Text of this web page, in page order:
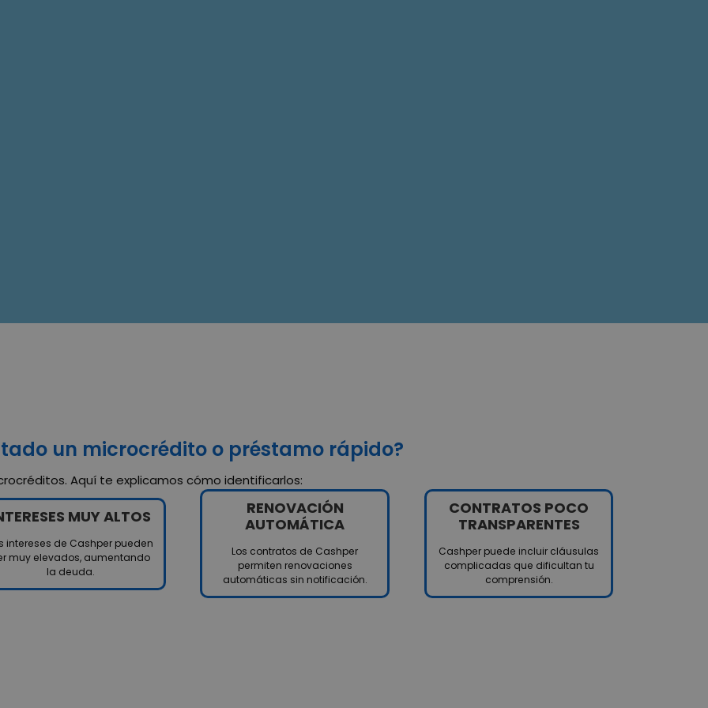
un microcrédito o préstamo rápido?
Aquí te explicamos cómo identificarlos:
MUY ALTOS
intereses de Cashper pueden
muy elevados, aumentando
la deuda.
RENOVACIÓN
AUTOMÁTICA
Los contratos de Cashper
permiten renovaciones
automáticas sin notificación.
CONTRATOS POCO
TRANSPARENTES
Cashper puede incluir cláusulas
complicadas que dificultan tu
comprensión.